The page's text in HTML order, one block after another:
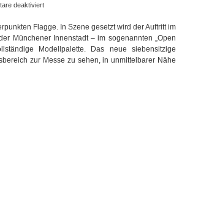
deaktiviertfür
zeigt
viel
Präsenz
auf
Flagge. In Szene gesetzt wird der Auftritt im
Münchener Innenstadt – im sogenannten „Open
Modellpalette. Das neue siebensitzige
zur Messe zu sehen, in unmittelbarer Nähe